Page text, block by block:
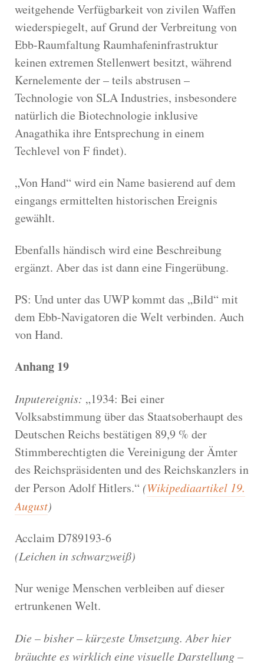
weitgehende Verfügbarkeit von zivilen Waffen
wiederspiegelt, auf Grund der Verbreitung von
Ebb-Raumfaltung Raumhafeninfrastruktur
keinen extremen Stellenwert besitzt, während
Kernelemente der – teils abstrusen –
Technologie von SLA Industries, insbesondere
natürlich die Biotechnologie inklusive
Anagathika ihre Entsprechung in einem
Techlevel von F findet).
„Von Hand“ wird ein Name basierend auf dem
eingangs ermittelten historischen Ereignis
gewählt.
Ebenfalls händisch wird eine Beschreibung
ergänzt. Aber das ist dann eine Fingerübung.
PS: Und unter das UWP kommt das „Bild“ mit
dem Ebb-Navigatoren die Welt verbinden. Auch
von Hand.
Anhang 19
Inputereignis: „1934: Bei einer
Volksabstimmung über das Staatsoberhaupt des
Deutschen Reichs bestätigen 89,9 % der
Stimmberechtigten die Vereinigung der Ämter
des Reichspräsidenten und des Reichskanzlers in
der Person Adolf Hitlers.“ (Wikipediaartikel 19.
August)
Acclaim D789193-6
(Leichen in schwarzweiß)
Nur wenige Menschen verbleiben auf dieser
ertrunkenen Welt.
Die – bisher – kürzeste Umsetzung. Aber hier
bräuchte es wirklich eine visuelle Darstellung –